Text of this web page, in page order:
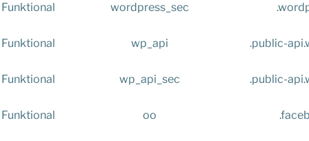
Funktional wordpress_sec
Funktional wp_api .public-
Funktional wp_api_sec .public-
Funktional oo